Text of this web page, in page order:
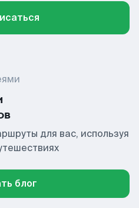
для вас, используя
блог